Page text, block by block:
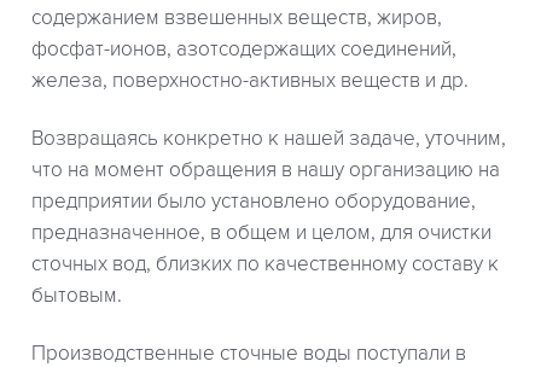
содержанием взвешенных веществ, жиров,
фосфат-ионов, азотсодержащих соединений,
железа, поверхностно-активных веществ и др.
Возвращаясь конкретно к нашей задаче, уточним,
что на момент обращения в нашу организацию на
предприятии было установлено оборудование,
предназначенное, в общем и целом, для очистки
сточных вод, близких по качественному составу к
бытовым.
Производственные сточные воды поступали в